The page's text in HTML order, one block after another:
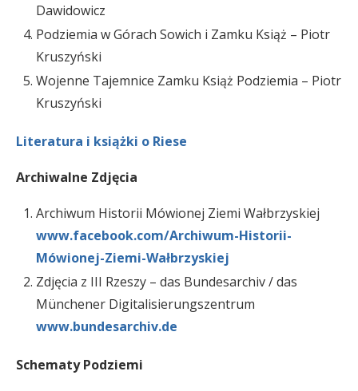
Dawidowicz
Podziemia w Górach Sowich i Zamku Książ – Piotr
Kruszyński
Wojenne Tajemnice Zamku Książ Podziemia – Piotr
Kruszyński
Literatura i książki o Riese
Archiwalne Zdjęcia
Archiwum Historii Mówionej Ziemi Wałbrzyskiej
www.facebook.com/Archiwum-Historii-
Mówionej-Ziemi-Wałbrzyskiej
Zdjęcia z III Rzeszy – das Bundesarchiv / das
Münchener Digitalisierungszentrum
www.bundesarchiv.de
Schematy Podziemi